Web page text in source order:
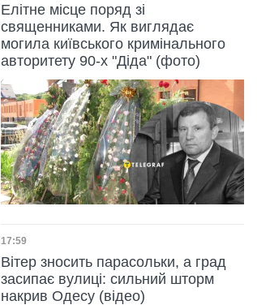
Елітне місце поряд зі
священниками. Як виглядає
могила київського кримінального
авторитету 90-х "Діда" (фото)
Дата публікації
17:59
Вітер зносить парасольки, а град
засипає вулиці: сильний шторм
накрив Одесу (відео)